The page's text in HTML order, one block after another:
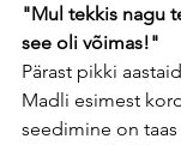
"Mul tekkis nagu
see oli võimas!"
Pärast pikki
Madli esimest
seedimine on